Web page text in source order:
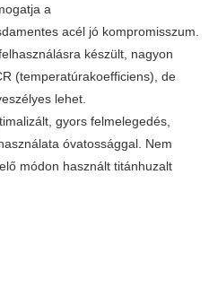
a
acél jó kompromisszum.
készült, nagyon
(temperatúrakoefficiens), de
lehet.
gyors felmelegedés,
óvatossággal. Nem
módon használt titánhuzalt